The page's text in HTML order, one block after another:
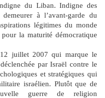
du Liban. Indigne des
à l’avant-garde du
légitimes du monde
la maturité démocratique
juillet 2007 qui marque le
par Israël contre le
et stratégiques qui
israélien. Plutôt que de
guerre de religion